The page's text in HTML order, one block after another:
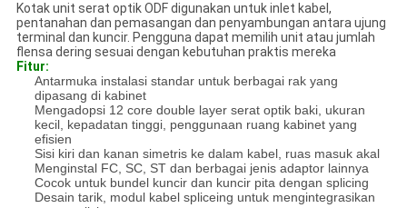
Kotak unit serat optik ODF digunakan untuk inlet kabel,
pentanahan dan pemasangan dan penyambungan antara ujung
terminal dan kuncir. Pengguna dapat memilih unit atau jumlah
flensa dering sesuai dengan kebutuhan praktis mereka
Fitur:
Antarmuka instalasi standar untuk berbagai rak yang
dipasang di kabinet
Mengadopsi 12 core double layer serat optik baki, ukuran
kecil, kepadatan tinggi, penggunaan ruang kabinet yang
efisien
Sisi kiri dan kanan simetris ke dalam kabel, ruas masuk akal
Menginstal FC, SC, ST dan berbagai jenis adaptor lainnya
Cocok untuk bundel kuncir dan kuncir pita dengan splicing
Desain tarik, modul kabel spliceing untuk mengintegrasikan